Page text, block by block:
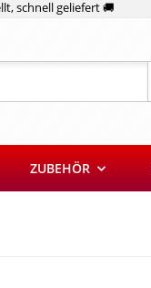
schnell geliefert 🚚
ZUBEHÖR